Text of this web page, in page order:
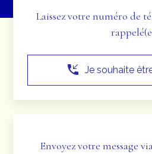
Laissez votre numéro de
phone_callback Je souhaite
Envoyez votre message